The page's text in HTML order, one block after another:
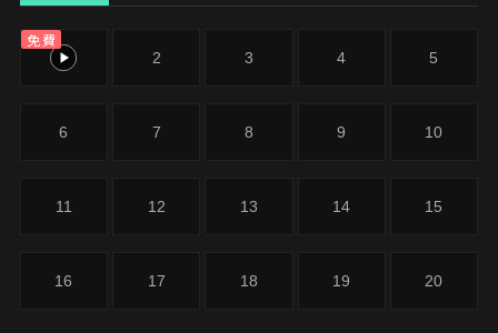
成為了第一代「詭探」！
免費
1 2 3 4 5
6 7 8 9 10
11 12 13 14 15
16 17 18 19 20